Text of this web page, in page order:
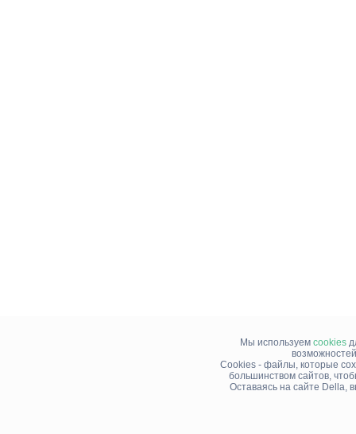
Мы используем cookies
Cookies - файлы, которые
большинством сайтов,
Оставаясь на сайте Della,